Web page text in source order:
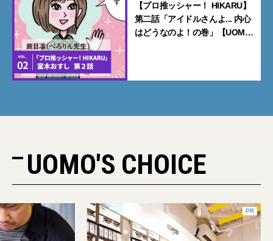
【プロ推ッシャー！ HIKARU】
第二話「アイドルさんよ... 内心
はどうなのよ！の巻」【UOMO
UOMO'S CHOICE
PR